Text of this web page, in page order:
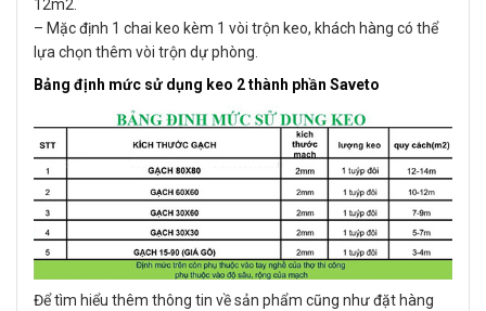
12m2.
– Mặc định 1 chai keo kèm 1 vòi trộn keo, khách hàng có thể
lựa chọn thêm vòi trộn dự phòng.
Bảng định mức sử dụng keo 2 thành phần Saveto
Để tìm hiểu thêm thông tin về sản phẩm cũng như đặt hàng